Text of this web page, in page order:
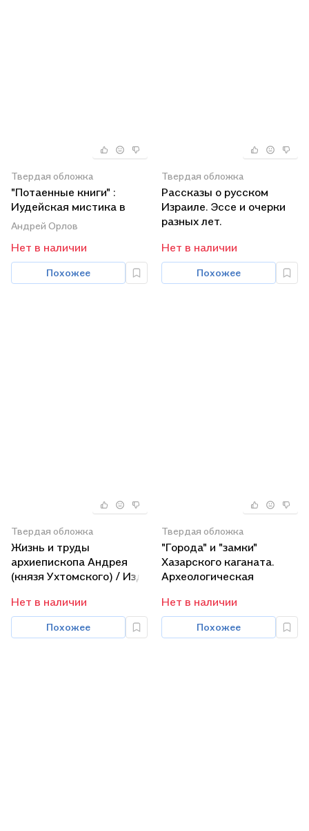
Твердая обложка
"Потаенные книги" :
Иудейская мистика в
славянских апокрифах.
Андрей Орлов
Нет в наличии
Похожее
Твердая обложка
Рассказы о русском
Израиле. Эссе и очерки
разных лет.
Нет в наличии
Похожее
Твердая обложка
Жизнь и труды
архиепископа Андрея
(князя Ухтомского) / Изд.
Нет в наличии
Похожее
Твердая обложка
"Города" и "замки"
Хазарского каганата.
Археологическая
Нет в наличии
Похожее